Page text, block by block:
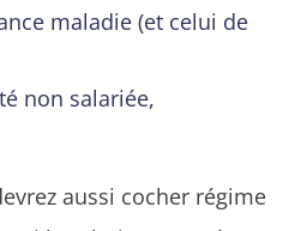
maladie (et celui de
non salariée,
aussi cocher régime